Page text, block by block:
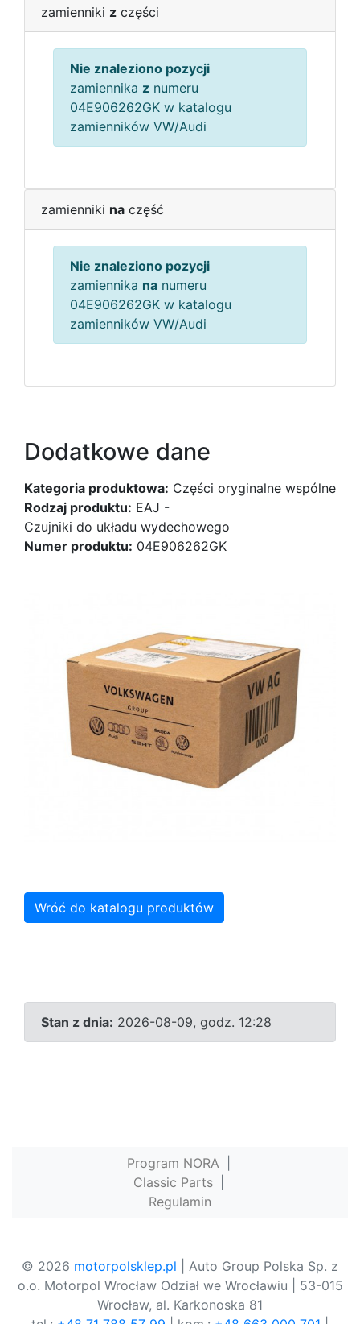
zamienniki z części
Nie znaleziono pozycji
zamiennika z numeru
04E906262GK w katalogu
zamienników VW/Audi
zamienniki na część
Nie znaleziono pozycji
zamiennika na numeru
04E906262GK w katalogu
zamienników VW/Audi
Dodatkowe dane
Kategoria produktowa: Części oryginalne wspólne
Rodzaj produktu: EAJ -
Czujniki do układu wydechowego
Numer produktu: 04E906262GK
Wróć do katalogu produktów
Stan z dnia: 2026-08-09, godz. 12:28
Program NORA
Classic Parts
Regulamin
© 2026 motorpolsklep.pl | Auto Group Polska Sp. z
o.o. Motorpol Wrocław Odział we Wrocławiu | 53-015
Wrocław, al. Karkonoska 81